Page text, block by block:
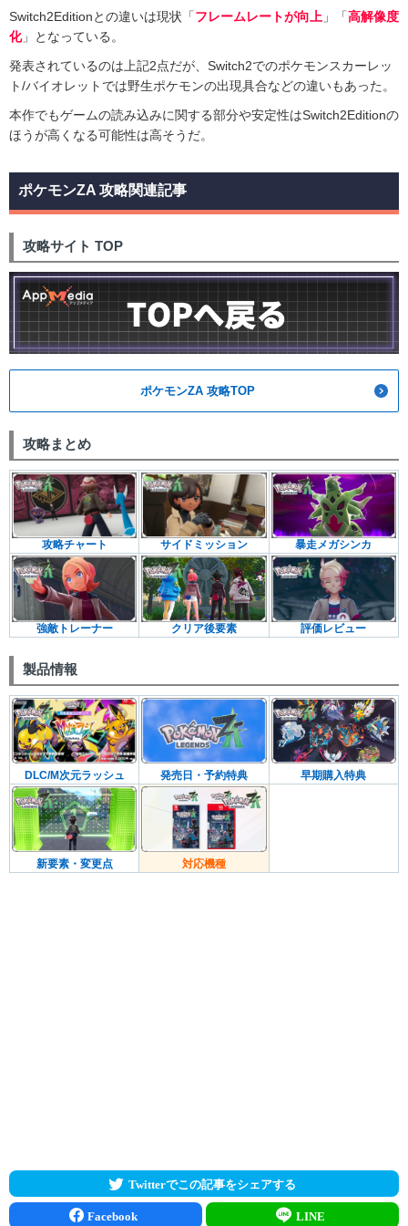
Switch2Editionとの違いは現状「フレームレートが向上 」「高解像度
化」となっている。
発表されているのは上記2点だが、Switch2でのポケモンスカーレッ
ト/バイオレットでは野生ポケモンの出現具合などの違いもあった。
本作でもゲームの読み込みに関する部分や安定性はSwitch2Editionの
ほうが高くなる可能性は高そうだ。
ポケモンZA 攻略関連記事
攻略サイト TOP
ポケモンZA 攻略TOP
攻略まとめ
攻略チャート サイドミッション 暴走メガシンカ
強敵トレーナー クリア後要素 評価レビュー
製品情報
DLC/M次元ラッシュ 発売日・予約特典 早期購入特典
新要素・変更点 対応機種
Twitterでこの記事をシェアする
Facebook LINE